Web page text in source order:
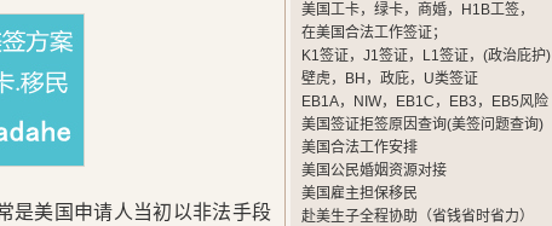
是美国申请人当初以非法手段
美国工卡，绿卡，商婚，H1B工签，
在美国合法工作签证；
K1签证，J1签证，L1签证，(政治庇护)
壁虎，BH，政庇，U类签证
EB1A，NIW，EB1C，EB3，EB5风险
美国签证拒签原因查询(美签问题查询)
美国合法工作安排
美国公民婚姻资源对接
美国雇主担保移民
赴美生子全程协助（省钱省时省力）